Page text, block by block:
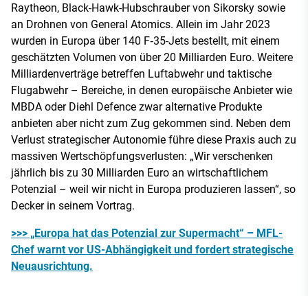
Raytheon, Black-Hawk-Hubschrauber von Sikorsky sowie
an Drohnen von General Atomics. Allein im Jahr 2023
wurden in Europa über 140 F‑35-Jets bestellt, mit einem
geschätzten Volumen von über 20 Milliarden Euro. Weitere
Milliardenverträge betreffen Luftabwehr und taktische
Flugabwehr – Bereiche, in denen europäische Anbieter wie
MBDA oder Diehl Defence zwar alternative Produkte
anbieten aber nicht zum Zug gekommen sind. Neben dem
Verlust strategischer Autonomie führe diese Praxis auch zu
massiven Wertschöpfungsverlusten: „Wir verschenken
jährlich bis zu 30 Milliarden Euro an wirtschaftlichem
Potenzial – weil wir nicht in Europa produzieren lassen“, so
Decker in seinem Vortrag.
>>> „Europa hat das Potenzial zur Supermacht“ – MFL-
Chef warnt vor US-Abhängigkeit und fordert strategische
Neuausrichtung.